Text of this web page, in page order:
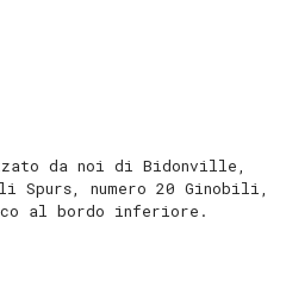
da noi di Bidonville,
Spurs, numero 20 Ginobili,
al bordo inferiore.